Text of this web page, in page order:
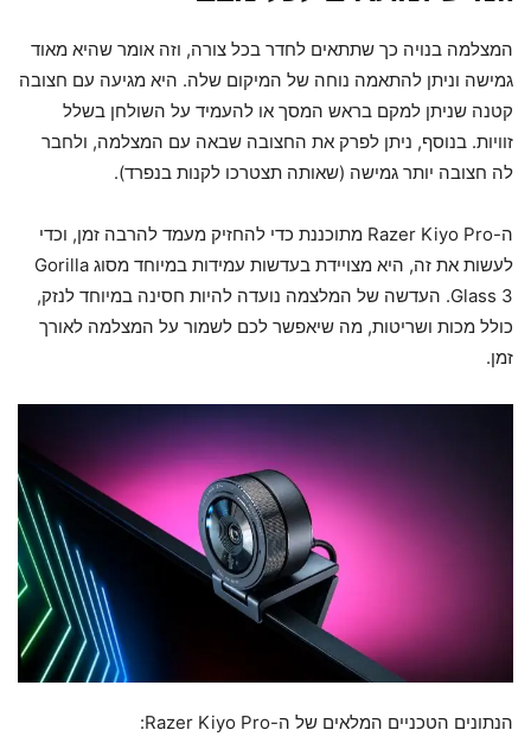
המצלמה בנויה כך שתתאים לחדר בכל צורה, וזה אומר שהיא מאוד
גמישה וניתן להתאמה נוחה של המיקום שלה. היא מגיעה עם חצובה
קטנה שניתן למקם בראש המסך או להעמיד על השולחן בשלל
זוויות. בנוסף, ניתן לפרק את החצובה שבאה עם המצלמה, ולחבר
לה חצובה יותר גמישה (שאותה תצטרכו לקנות בנפרד).
ה-Razer Kiyo Pro מתוכננת כדי להחזיק מעמד להרבה זמן, וכדי
לעשות את זה, היא מצויידת בעדשות עמידות במיוחד מסוג Gorilla
Glass 3. העדשה של המלצמה נועדה להיות חסינה במיוחד לנזק,
כולל מכות ושריטות, מה שיאפשר לכם לשמור על המצלמה לאורך
זמן.
הנתונים הטכניים המלאים של ה-Razer Kiyo Pro: